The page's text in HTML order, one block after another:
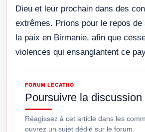
Dieu et leur prochain dans des
extrêmes. Prions pour le repos de
la paix en Birmanie, afin que
violences qui ensanglantent ce
FORUM LECATHO
Poursuivre la discussion
Réagissez à cet article dans les
ouvrez un sujet dédié sur le forum.